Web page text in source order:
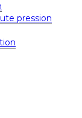
pression